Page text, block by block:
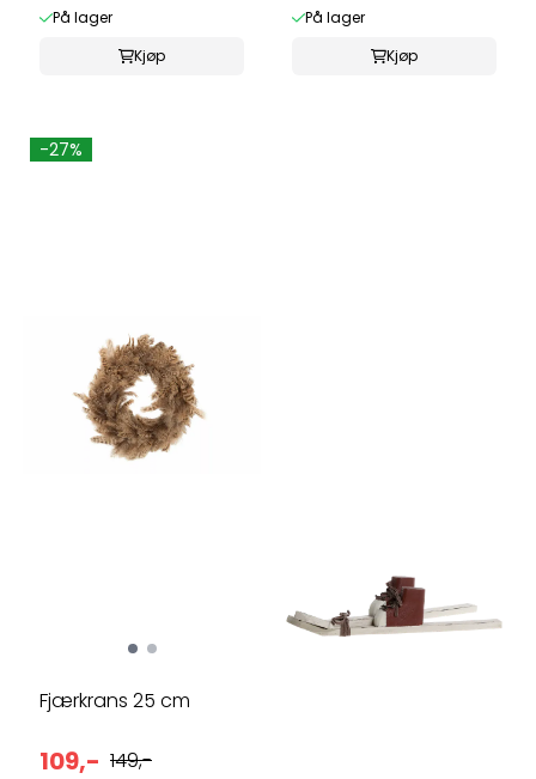
På lager
Kjøp
På lager
Kjøp
-27%
Fjærkrans 25 cm
109,- 149,-